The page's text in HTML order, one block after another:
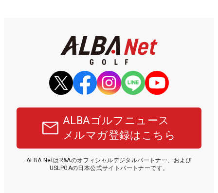
ALBAゴルフニュース
メルマガ登録はこちら
ALBA NetはR&Aのオフィシャルデジタルパートナー、および
USLPGAの日本公式サイトパートナーです。